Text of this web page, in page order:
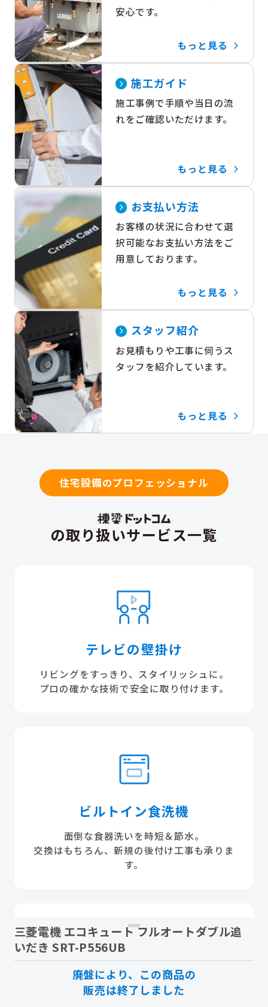
三菱電機 エコキュート フルオートダブル追
いだき SRT-P556UB
廃盤により、この商品の
販売は終了しました
安心です。
もっと見る
施工ガイド
施工事例で手順や当日の流
れをご確認いただけます。
もっと見る
お支払い方法
お客様の状況に合わせて選
択可能なお支払い方法をご
用意しております。
もっと見る
スタッフ紹介
お見積もりや工事に伺うス
タッフを紹介しています。
もっと見る
住宅設備のプロフェッショナル
の取り扱いサービス一覧
テレビの壁掛け
リビングをすっきり、スタイリッシュに。
プロの確かな技術で安全に取り付けます。
ビルトイン食洗機
面倒な食器洗いを時短＆節水。
交換はもちろん、新規の後付け工事も承りま
す。
エアコン